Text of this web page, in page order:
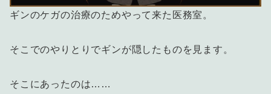
ギンのケガの治療のためやって来た医務室。
そこでのやりとりでギンが隠したものを見ます。
そこにあったのは……